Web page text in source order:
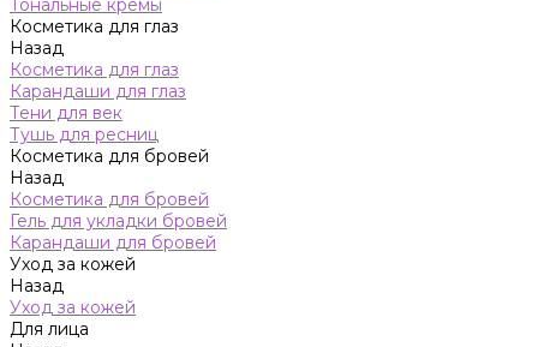
Тональные кремы
Косметика для глаз
Назад
Косметика для глаз
Карандаши для глаз
Тени для век
Тушь для ресниц
Косметика для бровей
Назад
Косметика для бровей
Гель для укладки бровей
Карандаши для бровей
Уход за кожей
Назад
Уход за кожей
Для лица